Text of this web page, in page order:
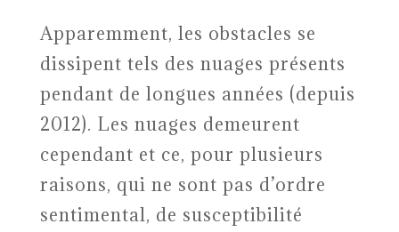
Apparemment, les obstacles se
dissipent tels des nuages présents
pendant de longues années (depuis
2012). Les nuages demeurent
cependant et ce, pour plusieurs
raisons, qui ne sont pas d’ordre
sentimental, de susceptibilité